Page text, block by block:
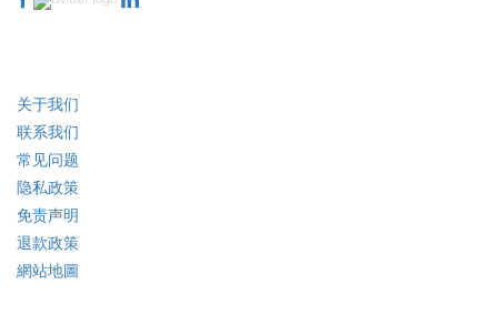
关于我们
联系我们
常见问题
隐私政策
免责声明
退款政策
網站地圖